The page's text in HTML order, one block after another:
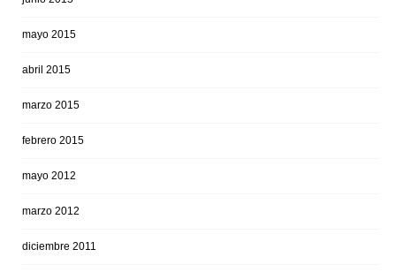
mayo 2015
abril 2015
marzo 2015
febrero 2015
mayo 2012
marzo 2012
diciembre 2011